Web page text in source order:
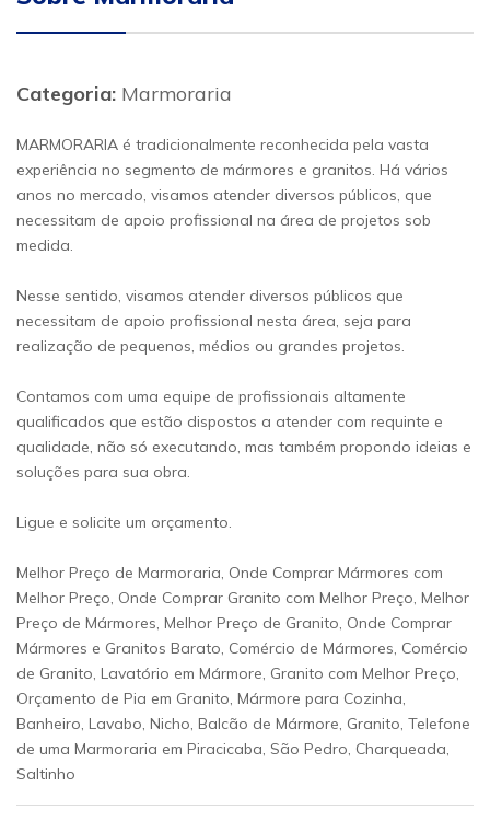
Categoria: Marmoraria
MARMORARIA é tradicionalmente reconhecida pela vasta
experiência no segmento de mármores e granitos. Há vários
anos no mercado, visamos atender diversos públicos, que
necessitam de apoio profissional na área de projetos sob
medida.
Nesse sentido, visamos atender diversos públicos que
necessitam de apoio profissional nesta área, seja para
realização de pequenos, médios ou grandes projetos.
Contamos com uma equipe de profissionais altamente
qualificados que estão dispostos a atender com requinte e
qualidade, não só executando, mas também propondo ideias e
soluções para sua obra.
Ligue e solicite um orçamento.
Melhor Preço de Marmoraria, Onde Comprar Mármores com
Melhor Preço, Onde Comprar Granito com Melhor Preço, Melhor
Preço de Mármores, Melhor Preço de Granito, Onde Comprar
Mármores e Granitos Barato, Comércio de Mármores, Comércio
de Granito, Lavatório em Mármore, Granito com Melhor Preço,
Orçamento de Pia em Granito, Mármore para Cozinha,
Banheiro, Lavabo, Nicho, Balcão de Mármore, Granito, Telefone
de uma Marmoraria em Piracicaba, São Pedro, Charqueada,
Saltinho